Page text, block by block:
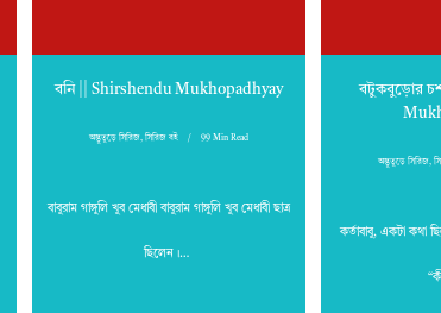
বনি || Shirshendu Mukhopadhyay
অদ্ভুতুড়ে সিরিজ, সিরিজ বই 99 Min Read
বাবুরাম গাঙ্গুলি খুব মেধাবী বাবুরাম গাঙ্গুলি খুব মেধাবী ছাত্র
ছিলেন।…
বটুকবুড়োর
অদ্ভুতুড়ে সিরিজ,
কর্তাবাবু, একটা কথা